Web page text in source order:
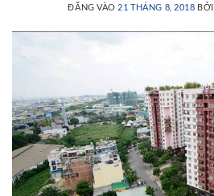
ĐĂNG VÀO 21 THÁNG 8, 2018 BỞI